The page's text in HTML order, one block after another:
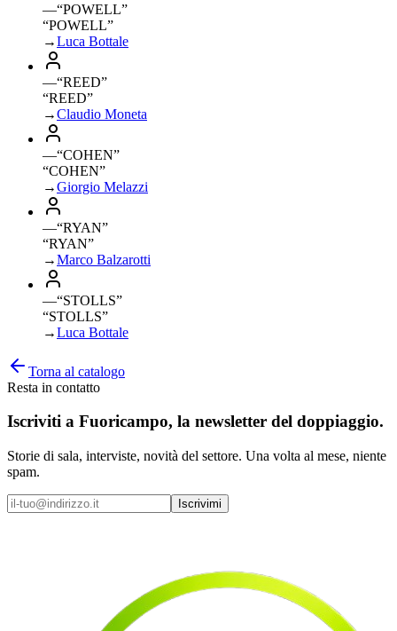
—“POWELL”
“POWELL”
→Luca Bottale
—“REED”
“REED”
→Claudio Moneta
—“COHEN”
“COHEN”
→Giorgio Melazzi
—“RYAN”
“RYAN”
→Marco Balzarotti
—“STOLLS”
“STOLLS”
→Luca Bottale
Torna al catalogo
Resta in contatto
Iscriviti a Fuoricampo, la newsletter del doppiaggio.
Storie di sala, interviste, novità del settore. Una volta al mese, niente
spam.
Iscrivimi